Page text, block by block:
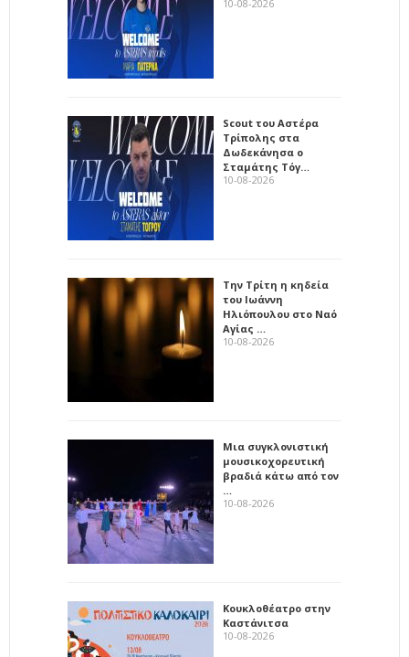
10-08-2026
Scout του Αστέρα
Τρίπολης στα
Δωδεκάνησα ο
Σταμάτης Τόγ…
10-08-2026
Την Τρίτη η κηδεία
του Ιωάννη
Ηλιόπουλου στο Ναό
Αγίας …
10-08-2026
Μια συγκλονιστική
μουσικοχορευτική
βραδιά κάτω από τον
…
10-08-2026
Κουκλοθέατρο στην
Καστάνιτσα
10-08-2026